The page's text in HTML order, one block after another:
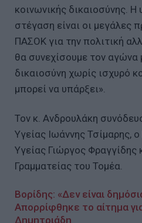
κοινωνικής δικαιοσύνης. Η
στέγαση είναι οι μεγάλες
ΠΑΣΟΚ για την πολιτική
θα συνεχίσουμε τον αγώνα
δικαιοσύνη χωρίς ισχυρό
μπορεί να υπάρξει».
Τον κ. Ανδρουλάκη
Υγείας Ιωάννης Τσίμαρης,
Υγείας Γιώργος Φραγγίδης
Γραμματείας του Τομέα.
Βορίδης: «Δεν είναι
Απορρίφθηκε το αίτημα
Δημητριάδη